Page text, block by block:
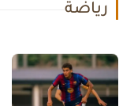
رياضة